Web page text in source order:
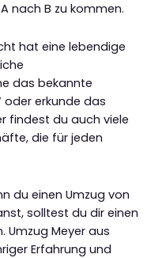
nach B zu kommen.
hat eine lebendige
das bekannte
oder erkunde das
findest du auch viele
die für jeden
du einen Umzug von
solltest du dir einen
Umzug Meyer aus
Erfahrung und